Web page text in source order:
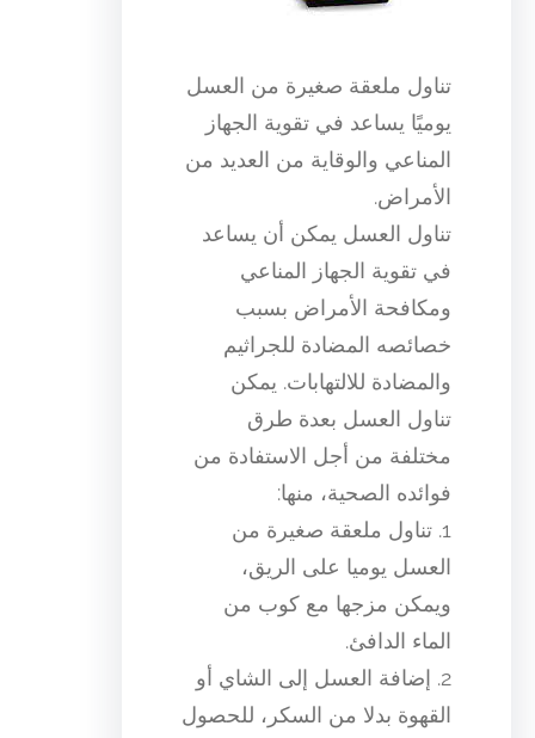
تناول ملعقة صغيرة من العسل
يوميًا يساعد في تقوية الجهاز
المناعي والوقاية من العديد من
الأمراض.
تناول العسل يمكن أن يساعد
في تقوية الجهاز المناعي
ومكافحة الأمراض بسبب
خصائصه المضادة للجراثيم
والمضادة للالتهابات. يمكن
تناول العسل بعدة طرق
مختلفة من أجل الاستفادة من
فوائده الصحية، منها:
1. تناول ملعقة صغيرة من
العسل يوميا على الريق،
ويمكن مزجها مع كوب من
الماء الدافئ.
2. إضافة العسل إلى الشاي أو
القهوة بدلا من السكر، للحصول